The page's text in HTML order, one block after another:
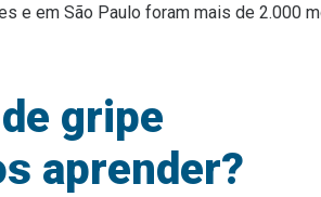
e em São Paulo foram mais de 2.000
gripe
aprender?